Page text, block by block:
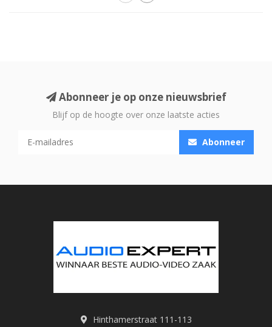
Abonneer je op onze nieuwsbrief
Blijf op de hoogte over onze laatste acties
Abonneer
Hinthamerstraat 111-113